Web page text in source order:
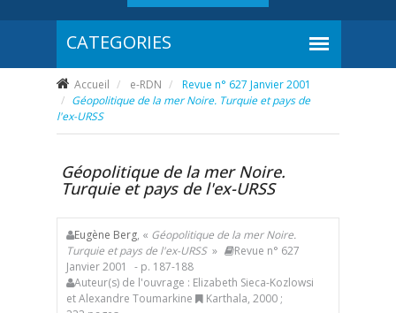
Accueil e-RDN
Revue n° 627 Janvier 2001
Géopolitique de la mer Noire. Turquie et pays de
l'ex-URSS
Géopolitique de la mer Noire.
Turquie et pays de l'ex-URSS
Eugène Berg, « Géopolitique de la mer Noire.
Turquie et pays de l'ex-URSS»
Revue n° 627
Janvier 2001
- p. 187-188
Auteur(s) de l'ouvrage : Elizabeth Sieca-Kozlowsi
et Alexandre Toumarkine
Karthala, 2000 ;